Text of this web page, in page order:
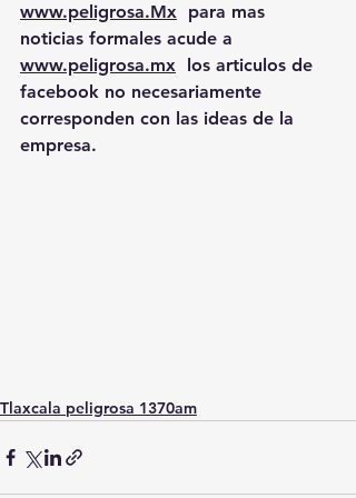
www.peligrosa.Mx para mas
noticias formales acude a
www.peligrosa.mx los articulos de
facebook no necesariamente
corresponden con las ideas de la
empresa.
Tlaxcala peligrosa 1370am